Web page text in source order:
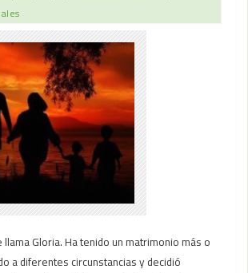
llama Gloria. Ha tenido un matrimonio más o
a diferentes circunstancias y decidió